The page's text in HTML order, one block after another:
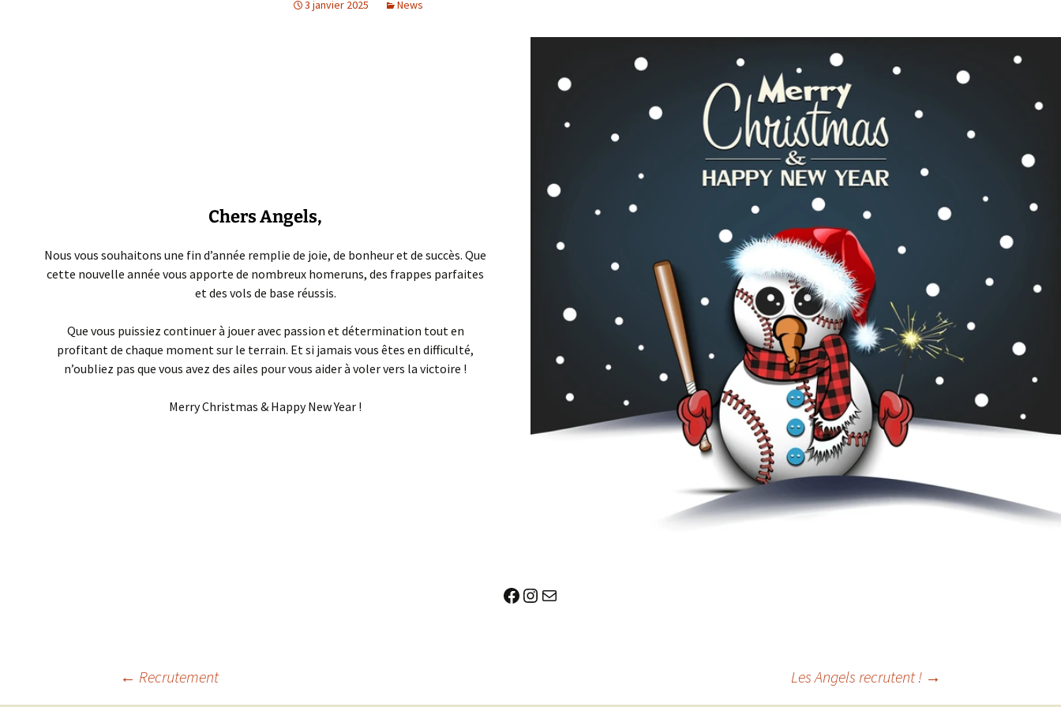
3 janvier 2025 News
Chers Angels,
Nous vous souhaitons une fin d’année remplie de joie, de bonheur et de succès. Que
cette nouvelle année vous apporte de nombreux homeruns, des frappes parfaites
et des vols de base réussis.
Que vous puissiez continuer à jouer avec passion et détermination tout en
profitant de chaque moment sur le terrain. Et si jamais vous êtes en difficulté,
n’oubliez pas que vous avez des ailes pour vous aider à voler vers la victoire !
Merry Christmas & Happy New Year !
Facebook
Instagram
E-mail
Navigation
← Recrutement Les Angels recrutent ! →